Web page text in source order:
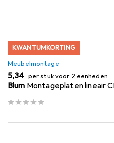
KWANTUMKORTING
Meubelmontage
EUR
5,34 per stuk voor 2 eenheden
Blum Montageplaten lineair